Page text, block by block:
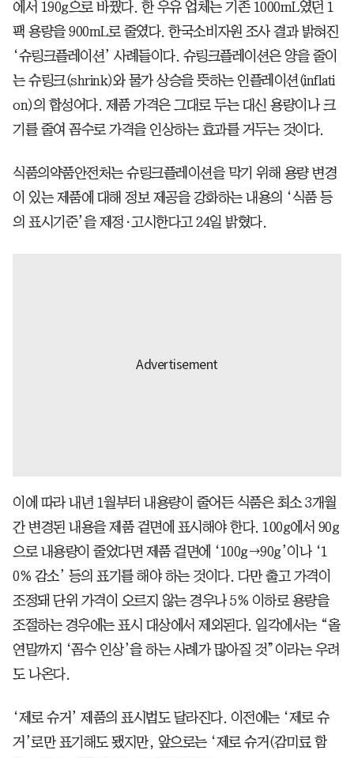
에서 190g으로 바꿨다. 한 우유 업체는 기존 1000mL였던 1
팩 용량을 900mL로 줄였다. 한국소비자원 조사 결과 밝혀진
‘슈링크플레이션’ 사례들이다. 슈링크플레이션은 양을 줄이
는 슈링크(shrink)와 물가 상승을 뜻하는 인플레이션(inflati
on)의 합성어다. 제품 가격은 그대로 두는 대신 용량이나 크
기를 줄여 꼼수로 가격을 인상하는 효과를 거두는 것이다.
식품의약품안전처는 슈링크플레이션을 막기 위해 용량 변경
이 있는 제품에 대해 정보 제공을 강화하는 내용의 ‘식품 등
의 표시기준’을 제정·고시한다고 24일 밝혔다.
이에 따라 내년 1월부터 내용량이 줄어든 식품은 최소 3개월
간 변경된 내용을 제품 겉면에 표시해야 한다. 100g에서 90g
으로 내용량이 줄었다면 제품 겉면에 ‘100g→90g’이나 ‘1
0% 감소’ 등의 표기를 해야 하는 것이다. 다만 출고 가격이
조정돼 단위 가격이 오르지 않는 경우나 5% 이하로 용량을
조절하는 경우에는 표시 대상에서 제외된다. 일각에서는 “올
연말까지 ‘꼼수 인상’을 하는 사례가 많아질 것”이라는 우려
도 나온다.
‘제로 슈거’ 제품의 표시법도 달라진다. 이전에는 ‘제로 슈
거’로만 표기해도 됐지만, 앞으로는 ‘제로 슈거(감미료 함